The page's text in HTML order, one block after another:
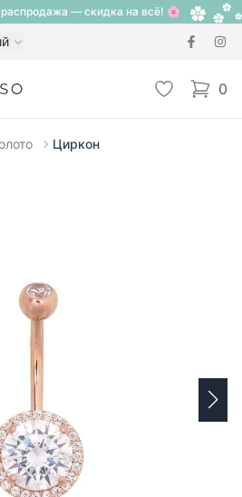
— скидка на всё! 🌸
Избранное
0
items
Циркон